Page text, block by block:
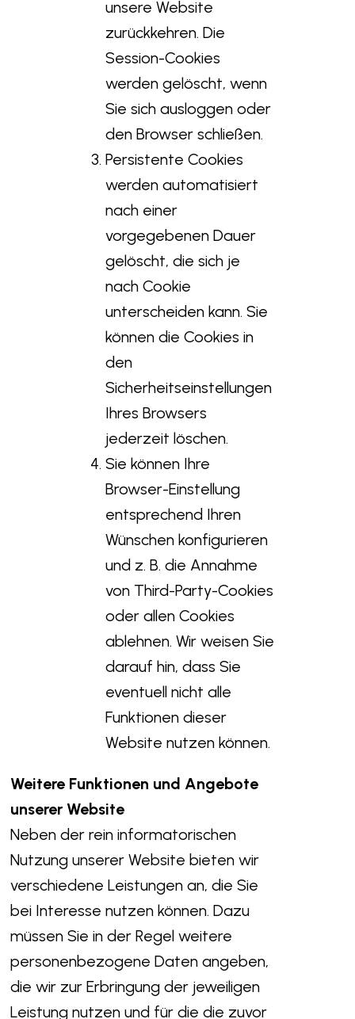
unsere Website
zurückkehren. Die
Session-Cookies
werden gelöscht, wenn
Sie sich ausloggen oder
den Browser schließen.
Persistente Cookies
werden automatisiert
nach einer
vorgegebenen Dauer
gelöscht, die sich je
nach Cookie
unterscheiden kann. Sie
können die Cookies in
den
Sicherheitseinstellungen
Ihres Browsers
jederzeit löschen.
Sie können Ihre
Browser-Einstellung
entsprechend Ihren
Wünschen konfigurieren
und z. B. die Annahme
von Third-Party-Cookies
oder allen Cookies
ablehnen. Wir weisen Sie
darauf hin, dass Sie
eventuell nicht alle
Funktionen dieser
Website nutzen können.
Weitere Funktionen und Angebote
unserer Website
Neben der rein informatorischen
Nutzung unserer Website bieten wir
verschiedene Leistungen an, die Sie
bei Interesse nutzen können. Dazu
müssen Sie in der Regel weitere
personenbezogene Daten angeben,
die wir zur Erbringung der jeweiligen
Leistung nutzen und für die die zuvor